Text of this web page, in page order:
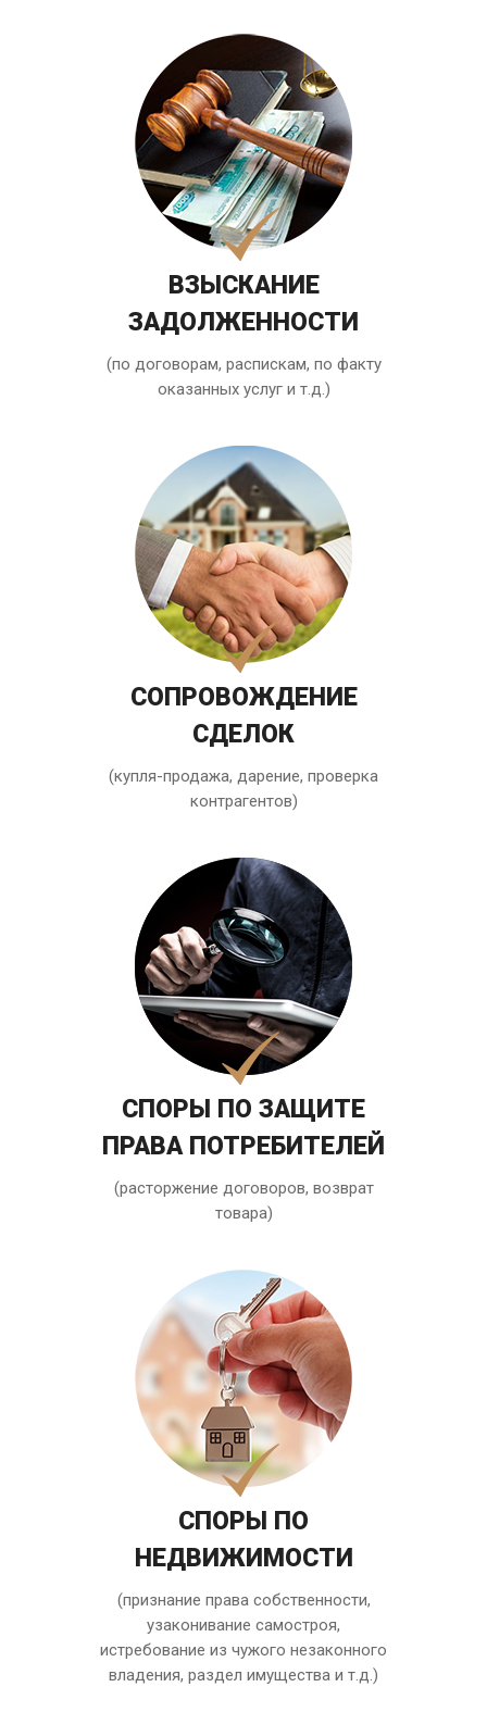
ВЗЫСКАНИЕ
ЗАДОЛЖЕННОСТИ
(по договорам, распискам, по факту
оказанных услуг и т.д.)
СОПРОВОЖДЕНИЕ
СДЕЛОК
(купля-продажа, дарение, проверка
контрагентов)
СПОРЫ ПО ЗАЩИТЕ
ПРАВА ПОТРЕБИТЕЛЕЙ
(расторжение договоров, возврат
товара)
СПОРЫ ПО
НЕДВИЖИМОСТИ
(признание права собственности,
узаконивание самостроя,
истребование из чужого незаконного
владения, раздел имущества и т.д.)